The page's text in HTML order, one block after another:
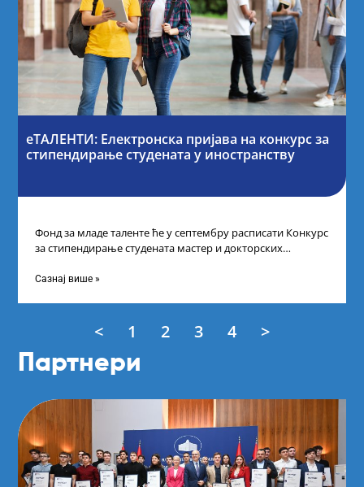
еТАЛЕНТИ: Електронска пријава на конкурс за
стипендирање студената у иностранству
Фонд за младе таленте ће у септембру расписати Конкурс
за стипендирање студената мастер и докторских
Сазнај више »
< 1 2 3 4 >
Партнери